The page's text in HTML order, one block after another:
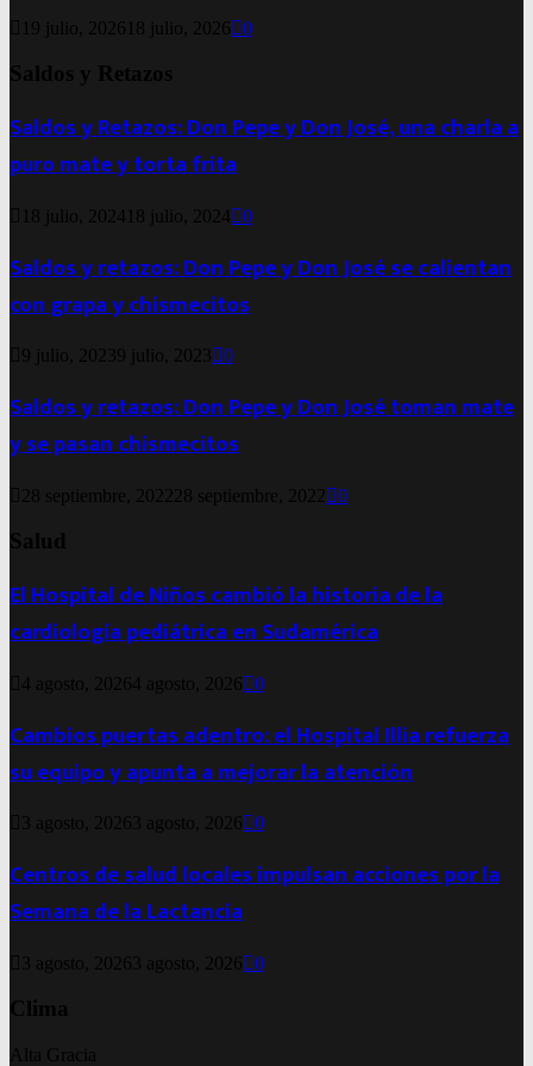
19 julio, 2026 18 julio, 2026 0
Saldos y Retazos
Saldos y Retazos: Don Pepe y Don José, una charla a
puro mate y torta frita
18 julio, 2024 18 julio, 2024 0
Saldos y retazos: Don Pepe y Don José se calientan
con grapa y chismecitos
9 julio, 20239 julio, 2023 0
Saldos y retazos: Don Pepe y Don José toman mate
y se pasan chismecitos
28 septiembre, 2022 28 septiembre, 2022 0
Salud
El Hospital de Niños cambió la historia de la
cardiología pediátrica en Sudamérica
4 agosto, 20264 agosto, 2026 0
Cambios puertas adentro: el Hospital Illia refuerza
su equipo y apunta a mejorar la atención
3 agosto, 2026 3 agosto, 2026 0
Centros de salud locales impulsan acciones por la
Semana de la Lactancia
3 agosto, 2026 3 agosto, 2026 0
Clima
Alta Gracia